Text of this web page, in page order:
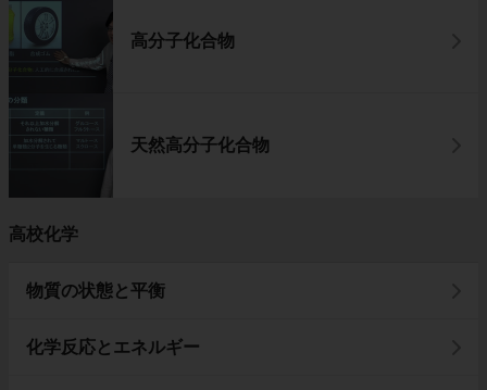
高分子化合物
天然高分子化合物
高校化学
物質の状態と平衡
化学反応とエネルギー